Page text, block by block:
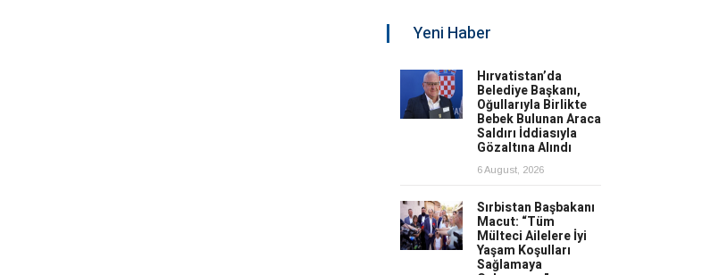
Yeni Haber
Hırvatistan’da
Belediye Başkanı,
Oğullarıyla Birlikte
Bebek Bulunan Araca
Saldırı İddiasıyla
Gözaltına Alındı
6 August, 2026
Sırbistan Başbakanı
Macut: “Tüm
Mülteci Ailelere İyi
Yaşam Koşulları
Sağlamaya